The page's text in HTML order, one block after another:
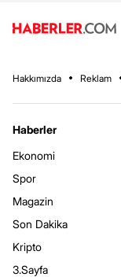
Hakkımızda Reklam
Haberler
Ekonomi
Spor
Magazin
Son Dakika
Kripto
3.Sayfa